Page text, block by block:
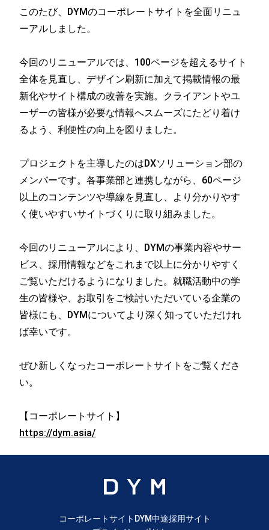
このたび、DYMのコーポレートサイトを全面リニュ
ーアルしました。
今回のリニューアルでは、100ページを超えるサイト
全体を見直し、デザイン刷新に加えて掲載情報の最
新化やサイト構成の改善を実施。クライアントやユ
ーザーの皆様が必要な情報へスムーズにたどり着け
るよう、利便性の向上を図りました。
プロジェクトを主導したのはDXソリューション部の
メンバーです。各事業部と連携しながら、60ページ
以上のコンテンツや導線を見直し、より分かりやす
く使いやすいサイトづくりに取り組みました。
今回のリニューアルにより、DYMの事業内容やサー
ビス、採用情報などをこれまで以上に分かりやすく
ご覧いただけるようになりました。就職活動中の学
生の皆様や、お取引をご検討いただいている企業の
皆様にも、DYMについてより深く知っていただけれ
ば幸いです。
ぜひ新しくなったコーポレートサイトをご覧くださ
い。
【コーポレートサイト】
https://dym.asia/
コーポレートサイト DYM中途採用サイト